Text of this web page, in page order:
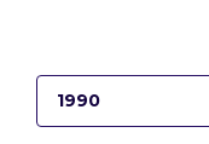
1990